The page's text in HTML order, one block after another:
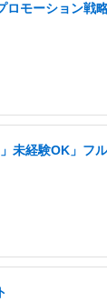
ロモーション戦
未経験OK」フ